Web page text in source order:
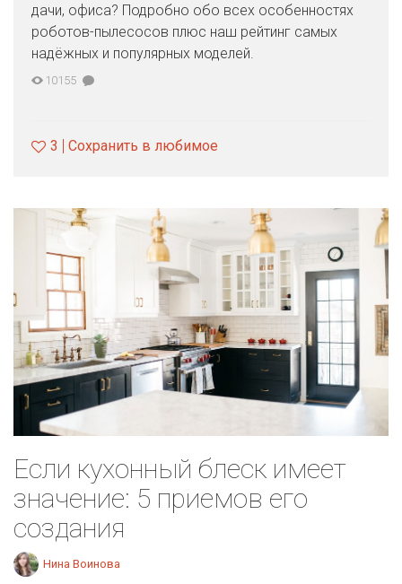
дачи, офиса? Подробно обо всех особенностях
роботов-пылесосов плюс наш рейтинг самых
надёжных и популярных моделей.
10155
3 Сохранить в любимое
Если кухонный блеск имеет
значение: 5 приемов его
создания
Нина Воинова